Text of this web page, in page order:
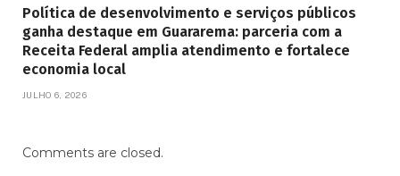
Política de desenvolvimento e serviços públicos
ganha destaque em Guararema: parceria com a
Receita Federal amplia atendimento e fortalece
economia local
JULHO 6, 2026
Comments are closed.